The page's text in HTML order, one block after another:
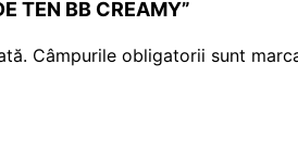
TEN BB CREAMY”
Câmpurile obligatorii sunt